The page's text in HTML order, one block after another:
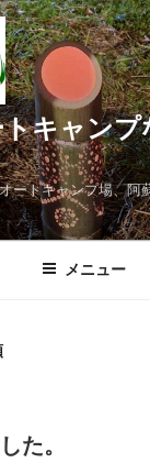
キャンプ
ートキャンプ場、阿
メニュー
た。